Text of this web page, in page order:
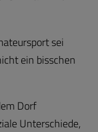
sei
ein bisschen
Dorf
Unterschiede,